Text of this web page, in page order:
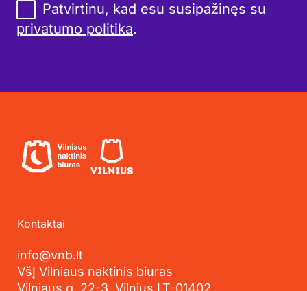
Patvirtinu, kad esu susipažinęs su
privatumo politika.
Kontaktai
info@vnb.lt
VšĮ Vilniaus naktinis biuras
Vilniaus g. 22-3, Vilnius LT-01402